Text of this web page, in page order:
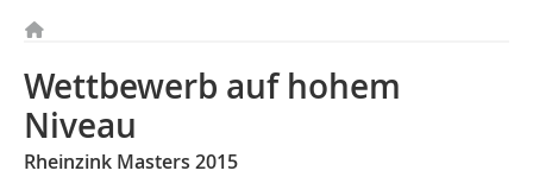
Wettbewerb auf hohem
Niveau
Rheinzink Masters 2015